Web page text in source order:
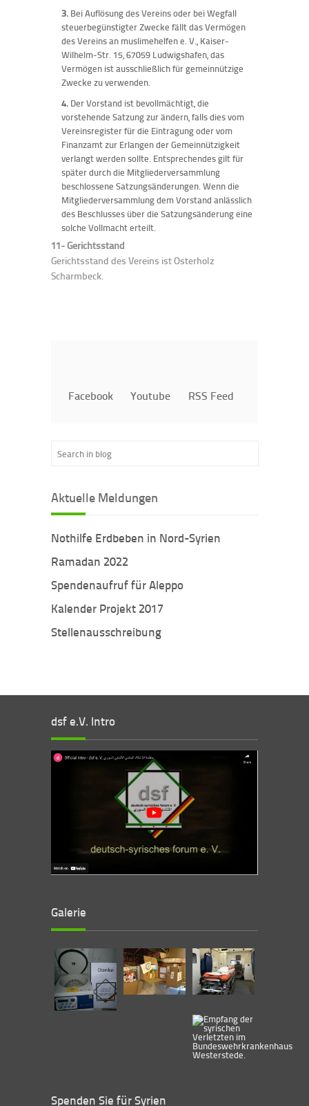
3. Bei Auflösung des Vereins oder bei Wegfall
steuerbegünstigter Zwecke fällt das Vermögen
des Vereins an muslimehelfen e. V., Kaiser-
Wilhelm-Str. 15, 67059 Ludwigshafen, das
Vermögen ist ausschließlich für gemeinnützige
Zwecke zu verwenden.
4. Der Vorstand ist bevollmächtigt, die
vorstehende Satzung zur ändern, falls dies vom
Vereinsregister für die Eintragung oder vom
Finanzamt zur Erlangen der Gemeinnützigkeit
verlangt werden sollte. Entsprechendes gilt für
später durch die Mitgliederversammlung
beschlossene Satzungsänderungen. Wenn die
Mitgliederversammlung dem Vorstand anlässlich
des Beschlusses über die Satzungsänderung eine
solche Vollmacht erteilt.
11- Gerichtsstand
Gerichtsstand des Vereins ist Osterholz
Scharmbeck.
Facebook Youtube RSS Feed
Aktuelle Meldungen
Nothilfe Erdbeben in Nord-Syrien
Ramadan 2022
Spendenaufruf für Aleppo
Kalender Projekt 2017
Stellenausschreibung
dsf e.V. Intro
Galerie
Spenden Sie für Syrien